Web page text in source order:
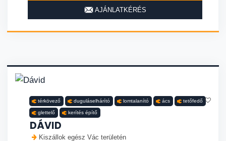
AJÁNLATKÉRÉS
térkövező duguláselhárító lomtalanító ács tetőfedő
glettelő kerítés építő
DÁVID
Kiszállok egész Vác területén